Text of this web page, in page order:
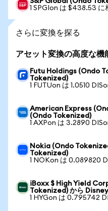
1 SPGIon は $438.53 に
さらに変換を探る
アセット変換の高度な機
Futu Holdings (Ondo
Tokenized)
1 FUTUon は 1.0510
American Express
(Ondo Tokenized)
1 AXPon は 3.2890
Nokia (Ondo
Tokenized)
1 NOKon は 0.089820
iBoxx $ High Yield
Tokenized) から
1 HYGon は 0.795742